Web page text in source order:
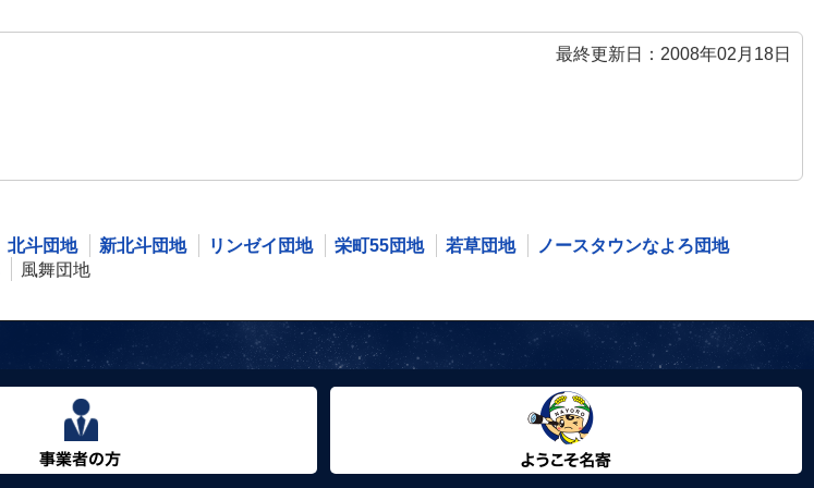
最終更新日：2008年02月18日
北斗団地 新北斗団地 リンゼイ団地 栄町55団地 若草団地
ノースタウンなよろ団地
風舞団地